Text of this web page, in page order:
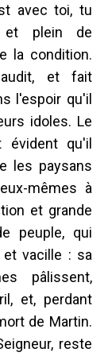
avec toi, tu
et plein de
la condition.
et fait
l'espoir qu'il
idoles. Le
qu'il
les paysans
mêmes à
et grande
peuple, qui
et vacille : sa
pâlissent,
et, perdant
de Martin.
reste